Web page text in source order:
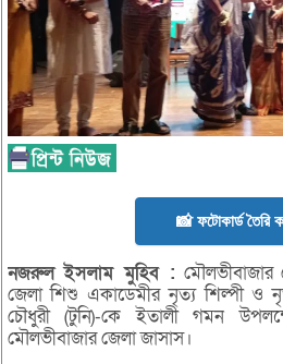
📸 ফটোকার্ড তৈরি
নজরুলইসলামমুহিব :
জেলা শিশু একাডেমীর নৃত্য শিল্পী ও
চৌধুরী (টুনি)-কে ইতালী গমন
মৌলভীবাজার জেলা জাসাস।